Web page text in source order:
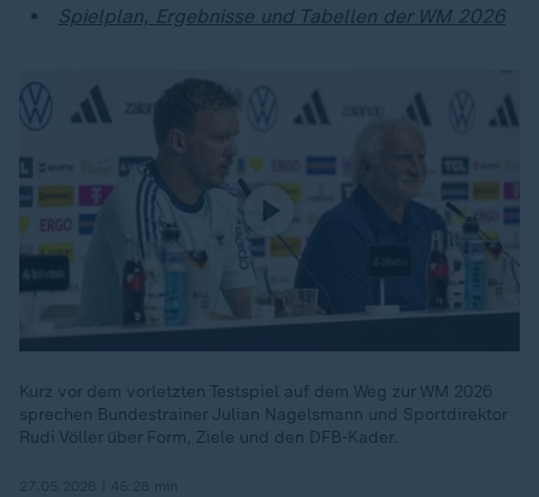
Spielplan, Ergebnisse und Tabellen der WM 2026
Kurz vor dem vorletzten Testspiel auf dem Weg zur WM 2026
sprechen Bundestrainer Julian Nagelsmann und Sportdirektor
Rudi Völler über Form, Ziele und den DFB-Kader.